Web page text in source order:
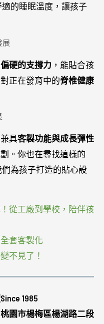
的睡眠溫度，讓孩子
展
硬的支撐力 ，能貼合孩
正在發育中的脊椎健康
具客製功能與成長彈性
。你也在尋找這樣的
為孩子打造的貼心設
從工廠到學校，陪伴孩
套客製化
不見了！
1985
園市楊梅區楊湖路二段